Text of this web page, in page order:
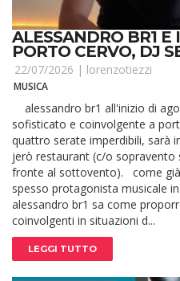
ALESSANDRO BR1 E
PORTO CERVO, DJ
22/07/2026 | lorenzotiezzi
MUSICA
alessandro br1 all'inizio di
sofisticato e coinvolgente a
quattro serate imperdibili, sarà
jerò restaurant (c/o sopravento
fronte al sottovento). come
spesso protagonista musicale
alessandro br1 sa come
coinvolgenti in situazioni d...
LEGGI TUTTO